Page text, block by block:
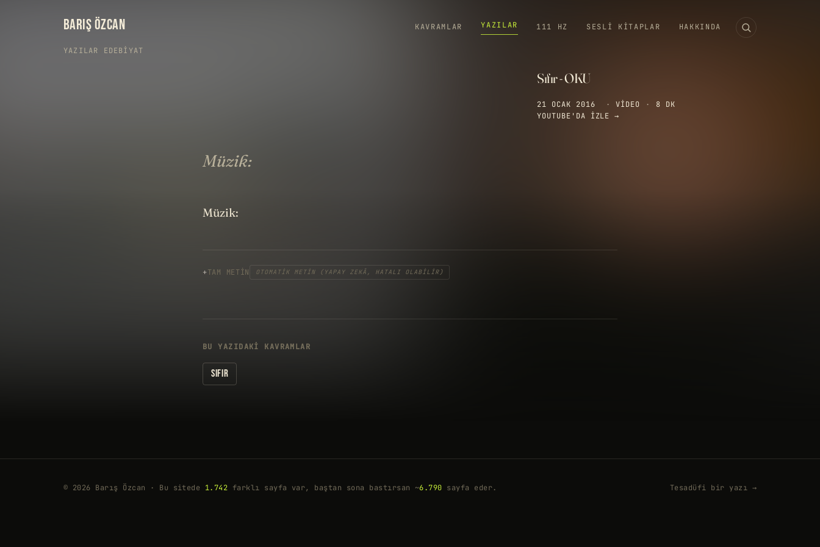
BARIŞ ÖZCAN KAVRAMLAR YAZILAR 111 HZ SESLI KITAPLAR HAKKINDA
YAZILAR EDEBIYAT
Sıfır - OKU
21 OCAK 2016 · VIDEO ·
8 DK
YOUTUBE'DA IZLE →
Müzik:
Müzik:
TAM METIN OTOMATIK METIN (YAPAY ZEKÂ, HATALI OLABILIR)
BU YAZIDAKI KAVRAMLAR
SIFIR
© 2026 Barış Özcan · Bu sitede 1.742 farklı sayfa var, baştan sona bastırsan ~6.790 sayfa eder. Tesadüfi bir yazı →